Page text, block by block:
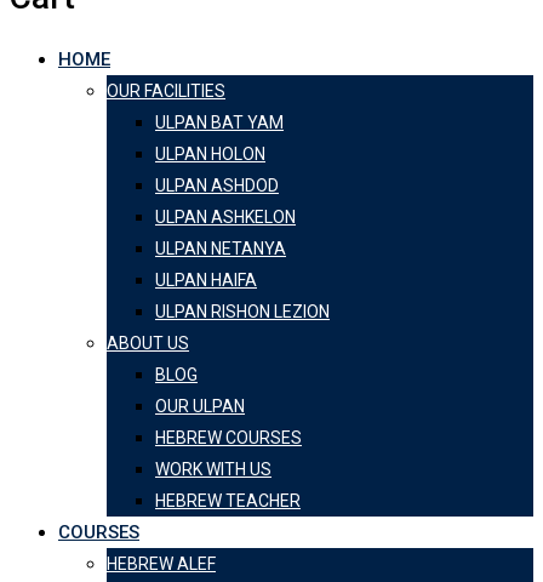
HOME
OUR FACILITIES
ULPAN BAT YAM
ULPAN HOLON
ULPAN ASHDOD
ULPAN ASHKELON
ULPAN NETANYA
ULPAN HAIFA
ULPAN RISHON LEZION
ABOUT US
BLOG
OUR ULPAN
HEBREW COURSES
WORK WITH US
HEBREW TEACHER
COURSES
HEBREW ALEF